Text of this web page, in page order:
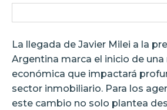
La llegada de Javier Milei a la
Argentina marca el inicio de una
económica que impactará
sector inmobiliario. Para los
este cambio no solo plantea